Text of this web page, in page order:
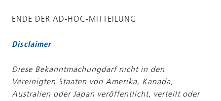
ENDE DER AD-HOC-MITTEILUNG
Disclaimer
Diese Bekanntmachungdarf nicht in den
Vereinigten Staaten von Amerika, Kanada,
Australien oder Japan veröffentlicht, verteilt oder